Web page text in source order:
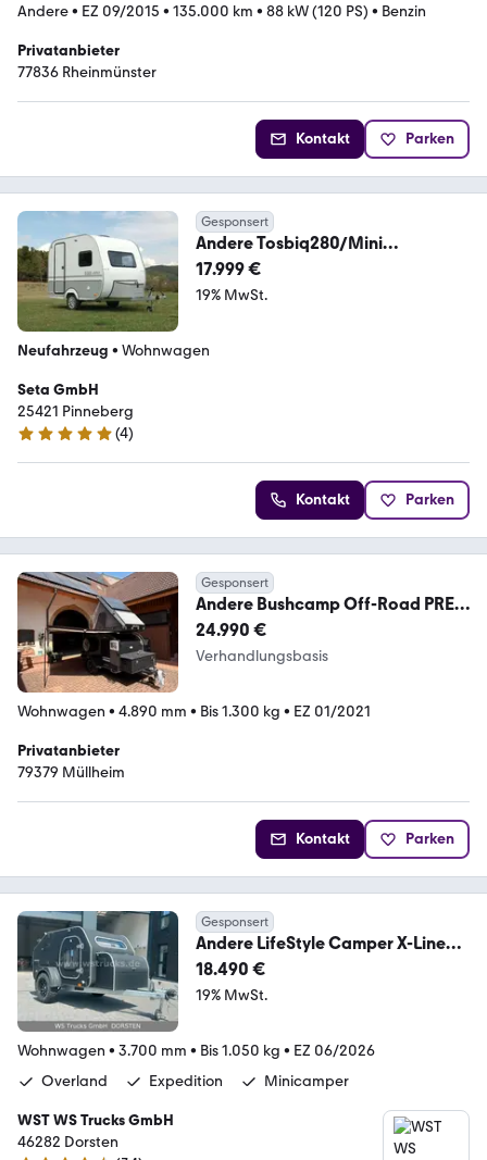
Andere• EZ 09/2015 • 135.000 km • 88 kW (120 PS) • Benzin
Privatanbieter
77836 Rheinmünster
Kontakt Parken
Gesponsert
Andere Tosbiq280/Mini
Wowa/Solar/Heizung/Markise/V
oll
17.999 €
19% MwSt.
Neufahrzeug • Wohnwagen
Seta GmbH
25421 Pinneberg
5 Sterne
(4)
Kontakt Parken
Gesponsert
Andere Bushcamp Off-Road PRE
Mini Carav | Alu-Cab Zelt
24.990 €
Verhandlungsbasis
Wohnwagen • 4.890 mm • Bis 1.300 kg • EZ 01/2021
Privatanbieter
79379 Müllheim
Kontakt Parken
Gesponsert
Andere LifeStyle Camper X-Line
Minicamper Teardrop Tiny
18.490 €
19% MwSt.
Wohnwagen • 3.700 mm • Bis 1.050 kg • EZ 06/2026
Overland
Expedition Minicamper
WST WS Trucks GmbH
46282 Dorsten